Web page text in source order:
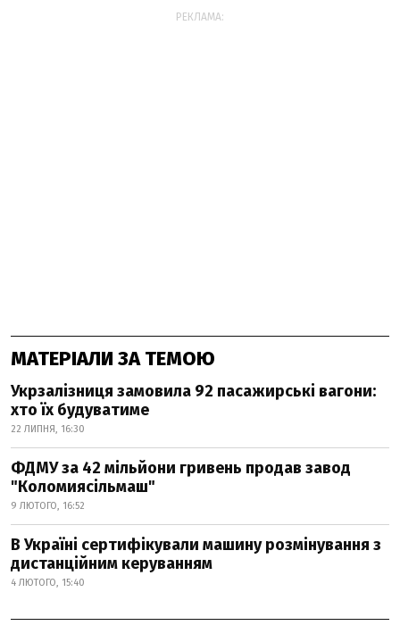
РЕКЛАМА:
МАТЕРІАЛИ ЗА ТЕМОЮ
Укрзалізниця замовила 92 пасажирські вагони:
хто їх будуватиме
22 ЛИПНЯ, 16:30
ФДМУ за 42 мільйони гривень продав завод
"Коломиясільмаш"
9 ЛЮТОГО, 16:52
В Україні сертифікували машину розмінування з
дистанційним керуванням
4 ЛЮТОГО, 15:40